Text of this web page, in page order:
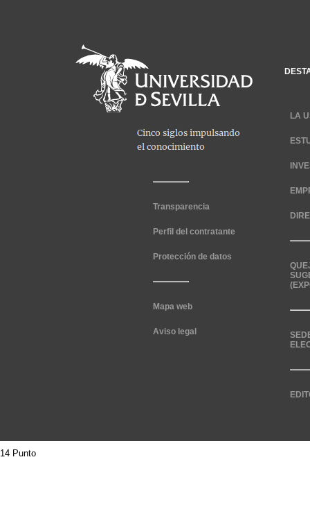
Transparencia
Perfil del contratante
Protección de datos
Mapa web
Aviso legal
LA
14 Punto